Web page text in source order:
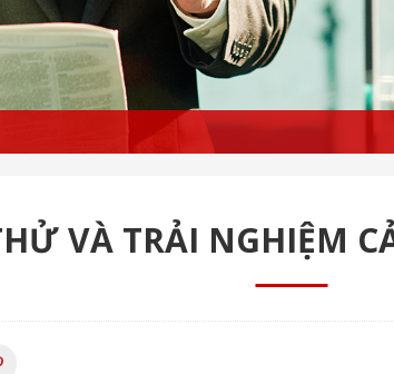
VÀ TRẢI NGHIỆM